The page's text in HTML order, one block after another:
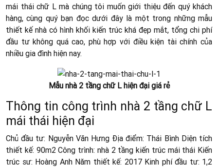
mái thái chữ L mà chúng tôi muốn giới thiệu đến quý khách
hàng, cùng quý bạn đọc dưới đây là một trong những mẫu
thiết kế nhà có hình khối kiến trúc khá đẹp mắt, tổng chi phí
đầu tư không quá cao, phù hợp với điều kiện tài chính của
nhiều gia đình hiện nay.
Mẫu nhà 2 tầng chữ L hiện đại giá rẻ
Thông tin công trình nhà 2 tầng chữ L
mái thái hiện đại
Chủ đầu tư: Nguyễn Văn Hưng Địa điểm: Thái Bình Diện tích
thiết kế: 90m2 Công trình: nhà 2 tầng kiến trúc mái thái Kiến
trúc sư: Hoàng Anh Năm thiết kế: 2017 Kinh phí đầu tư: 1,2